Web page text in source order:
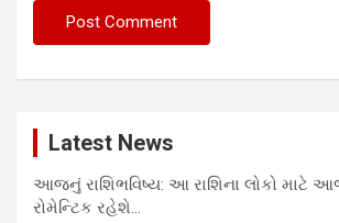
Latest News
આજનું રાશિભવિષ્ય: આ રાશિના લોકો માટે
રોમેન્ટિક રહેશે…